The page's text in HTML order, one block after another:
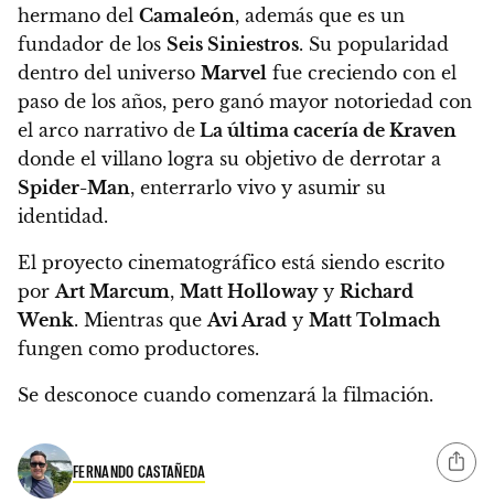
hermano del Camaleón, además que es un
fundador de los Seis Siniestros. Su popularidad
dentro del universo Marvel fue creciendo con el
paso de los años, pero ganó mayor notoriedad con
el arco narrativo de La última cacería de Kraven
donde el villano logra su objetivo de derrotar a
Spider-Man, enterrarlo vivo y asumir su
identidad.
El proyecto cinematográfico está siendo escrito
porArt Marcum, Matt Hollowayy Richard
Wenk. Mientras queAvi Arad y Matt Tolmach
fungen como productores.
Se desconoce cuando comenzará la filmación.
FERNANDO CASTAÑEDA